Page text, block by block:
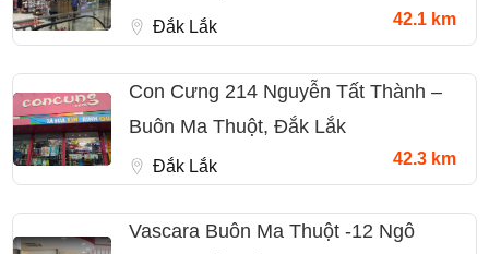
Đắk Lắk 42.1 km
Con Cưng 214 Nguyễn Tất Thành –
Buôn Ma Thuột, Đắk Lắk
Đắk Lắk 42.3 km
Vascara Buôn Ma Thuột -12 Ngô